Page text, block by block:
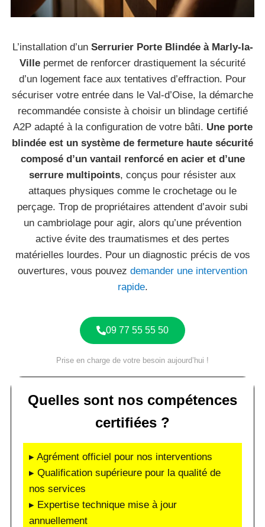
L’installation d’un Serrurier Porte Blindée à Marly-la-
Ville permet de renforcer drastiquement la sécurité
d’un logement face aux tentatives d’effraction. Pour
sécuriser votre entrée dans le Val-d’Oise, la démarche
recommandée consiste à choisir un blindage certifié
A2P adapté à la configuration de votre bâti. Une porte
blindée est un système de fermeture haute sécurité
composé d’un vantail renforcé en acier et d’une
serrure multipoints, conçus pour résister aux
attaques physiques comme le crochetage ou le
perçage. Trop de propriétaires attendent d’avoir subi
un cambriolage pour agir, alors qu’une prévention
active évite des traumatismes et des pertes
matérielles lourdes. Pour un diagnostic précis de vos
ouvertures, vous pouvez demander une intervention
rapide.
09 77 55 55 50
Prise en charge de votre besoin aujourd’hui !
Quelles sont nos compétences
certifiées ?
▸ Agrément officiel pour nos interventions
▸ Qualification supérieure pour la qualité de
nos services
▸ Expertise technique mise à jour
annuellement